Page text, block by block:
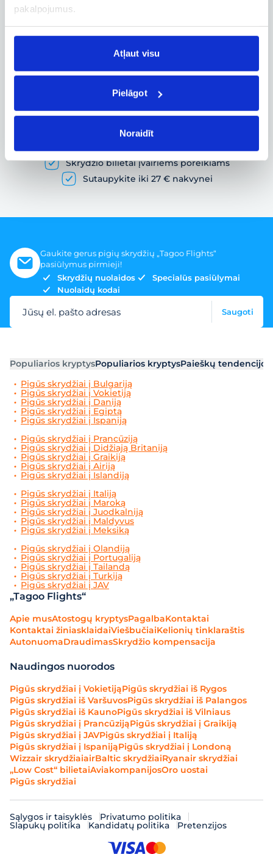
pakalpojumus.
Atļaut visu
Pielāgot
Noraidīt
Skrydžio būsenos ir kitos aktualios
Pigių skrydžių paieška ir lėktuvo bilietų
Skrydžio bilietai įvairiems poreikiams
Sutaupykite iki 27 € nakvynei
Gaukite gerus pigių skrydžių „Tagoo Flights“
pasiūlymus pirmieji!
Skrydžių nuolaidos
Specialūs pasiūlymai
Nuolaidų kodai
Jūsų el. pašto adresas Saugoti
Populiarios kryptysPopuliarios kryptysPaieškų tendencijos
Pigūs skrydžiai į Bulgariją
Pigūs skrydžiai į Vokietiją
Pigūs skrydžiai į Daniją
Pigūs skrydžiai į Egiptą
Pigūs skrydžiai į Ispaniją
Pigūs skrydžiai į Prancūziją
Pigūs skrydžiai į Didžiają Britaniją
Pigūs skrydžiai į Graikiją
Pigūs skrydžiai į Airiją
Pigūs skrydžiai į Islandiją
Pigūs skrydžiai į Italiją
Pigūs skrydžiai į Maroką
Pigūs skrydžiai į Juodkalniją
Pigūs skrydžiai į Maldyvus
Pigūs skrydžiai į Meksiką
Pigūs skrydžiai į Olandiją
Pigūs skrydžiai į Portugaliją
Pigūs skrydžiai į Tailandą
Pigūs skrydžiai į Turkiją
Pigūs skrydžiai į JAV
„Tagoo Flights“
Apie musAtostogų kryptysPagalbaKontaktai
Kontaktai žiniasklaidaiViešbučiaiKelionių tinklaraštis
AutonuomaDraudimasSkrydžio kompensacija
Naudingos nuorodos
Pigūs skrydžiai į VokietijąPigūs skrydžiai iš Rygos
Pigūs skrydžiai iš VaršuvosPigūs skrydžiai iš Palangos
Pigūs skrydžiai iš KaunoPigūs skrydžiai iš Vilniaus
Pigūs skrydžiai į PrancūzijąPigūs skrydžiai į Graikiją
Pigūs skrydžiai į JAVPigūs skrydžiai į Italiją
Pigūs skrydžiai į IspanijąPigūs skrydžiai į Londoną
Wizzair skrydžiaiairBaltic skrydžiaiRyanair skrydžiai
„Low Cost“ bilietaiAviakompanijosOro uostai
Pigūs skrydžiai
Sąlygos ir taisyklės Privatumo politika
Slapukų politika Kandidatų politika Pretenzijos